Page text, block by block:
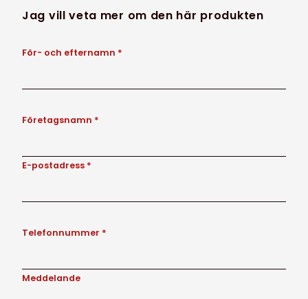
Jag vill veta mer om den här produkten
För- och efternamn *
Företagsnamn *
E-postadress *
Telefonnummer *
Meddelande